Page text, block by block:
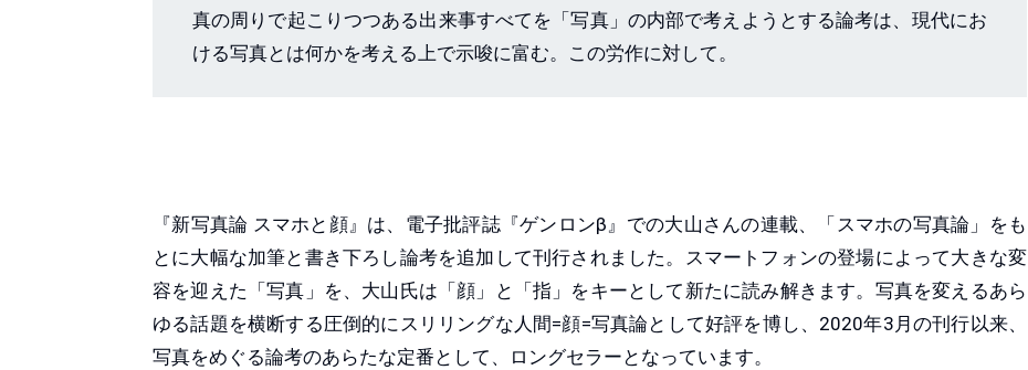
真の周りで起こりつつある出来事すべてを「写真」の内部で考えようとする論考は、現代にお
ける写真とは何かを考える上で示唆に富む。この労作に対して。
『新写真論 スマホと顔』は、電子批評誌『ゲンロンβ』での大山さんの連載、「スマホの写真論」をも
とに大幅な加筆と書き下ろし論考を追加して刊行されました。スマートフォンの登場によって大きな変
容を迎えた「写真」を、大山氏は「顔」と「指」をキーとして新たに読み解きます。写真を変えるあら
ゆる話題を横断する圧倒的にスリリングな人間=顔=写真論として好評を博し、2020年3月の刊行以来、
写真をめぐる論考のあらたな定番として、ロングセラーとなっています。